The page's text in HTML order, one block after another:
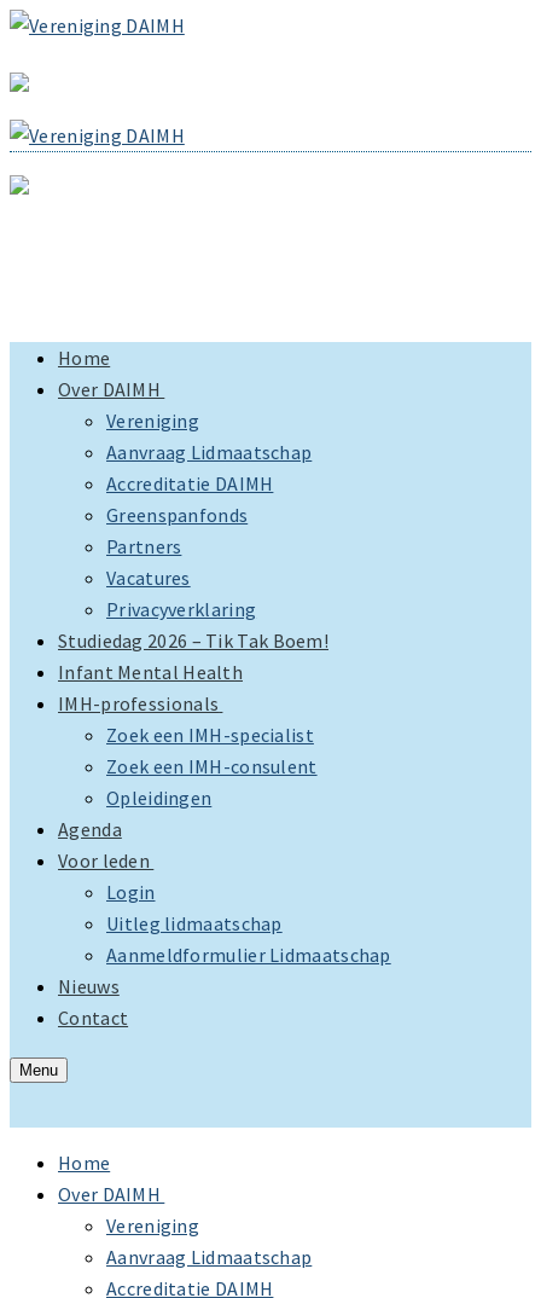
Ga
de
inhoud
Menu
Sluiten
Home
Over DAIMH
Vereniging
Aanvraag Lidmaatschap
Accreditatie DAIMH
Greenspanfonds
Partners
Vacatures
Privacyverklaring
Studiedag 2026 – Tik Tak Boem!
Infant Mental Health
IMH-professionals
Zoek een IMH-specialist
Zoek een IMH-consulent
Opleidingen
Agenda
Voor leden
Login
Uitleg lidmaatschap
Aanmeldformulier Lidmaatschap
Nieuws
Contact
Menu
Home
Over DAIMH
Vereniging
Aanvraag Lidmaatschap
Accreditatie DAIMH